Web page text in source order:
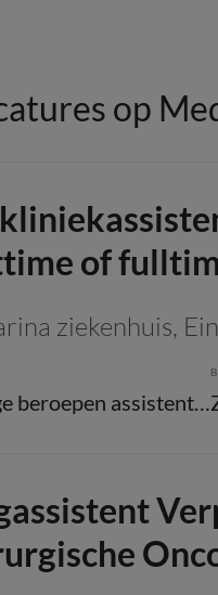
op
of
ziekenhuis,
Overige beroepen assistenten